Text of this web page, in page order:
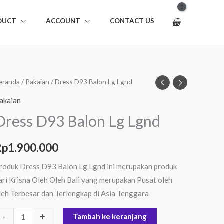
ACCOUNT CONTACT US
/ Pakaian / Dress D93 Balon Lg Lgnd
D93 Balon Lg Lgnd
1.900.000
Dress D93 Balon Lg Lgnd ini merupakan produk
Krisna Oleh Oleh Bali yang merupakan Pusat oleh
Terbesar dan Terlengkap di Asia Tenggara
- + Tambah ke keranjang